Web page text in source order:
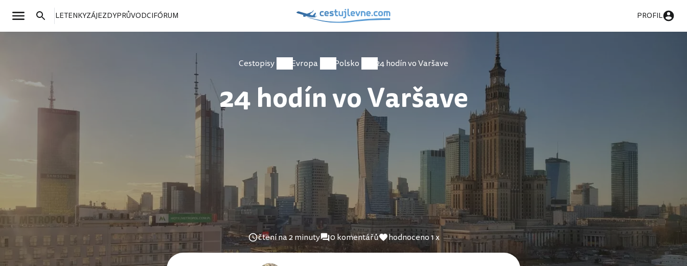
LETENKYZÁJEZDYPRŮVODCIFÓRUM PROFIL
Cestopisy Evropa Polsko 24 hodín vo Varšave
24 hodín vo Varšave
čtení na 2 minuty 0 komentářů hodnoceno 1 x